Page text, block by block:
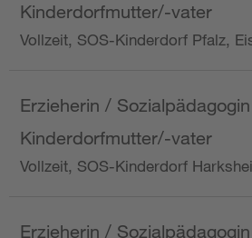
Kinderdorfmutter/-vater
Vollzeit, SOS-Kinderdorf Pfalz,
Erzieherin /
Kinderdorfmutter/-vater
Vollzeit, SOS-Kinderdorf
Erzieherin /